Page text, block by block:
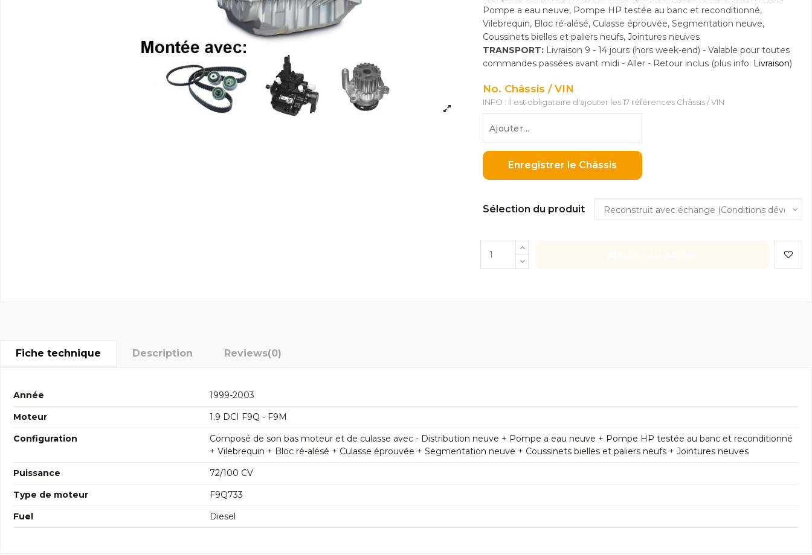
Pompe a eau neuve, Pompe HP testée au banc et reconditionné,
Vilebrequin, Bloc ré-alésé, Culasse éprouvée, Segmentation neuve,
Coussinets bielles et paliers neufs, Jointures neuves
TRANSPORT: Livraison 9 - 14 jours (hors week-end) - Valable pour toutes
commandes passées avant midi - Aller - Retour inclus (plus info: Livraison)
No. Châssis / VIN
INFO : Il est obligatoire d'ajouter les 17 références Châssis / VIN
Enregistrer le Châssis
Sélection du produit
Fiche technique Description Reviews(0)
Année
1999-2003
Moteur
1.9 DCI F9Q - F9M
Configuration
Composé de son bas moteur et de culasse avec - Distribution neuve + Pompe a eau neuve + Pompe HP testée au banc et reconditionné
+ Vilebrequin + Bloc ré-alésé + Culasse éprouvée + Segmentation neuve + Coussinets bielles et paliers neufs + Jointures neuves
Puissance
72/100 CV
Type de moteur
F9Q733
Fuel
Diesel